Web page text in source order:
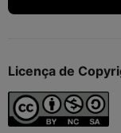
Licença de